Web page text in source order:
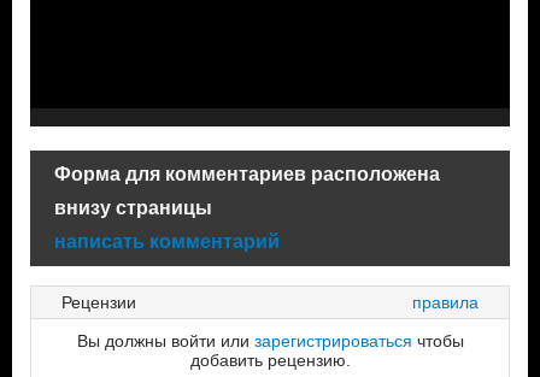
Форма для комментариев расположена
внизу страницы
написать комментарий
Рецензии
правила
Вы должны войти или зарегистрироваться чтобы
добавить рецензию.